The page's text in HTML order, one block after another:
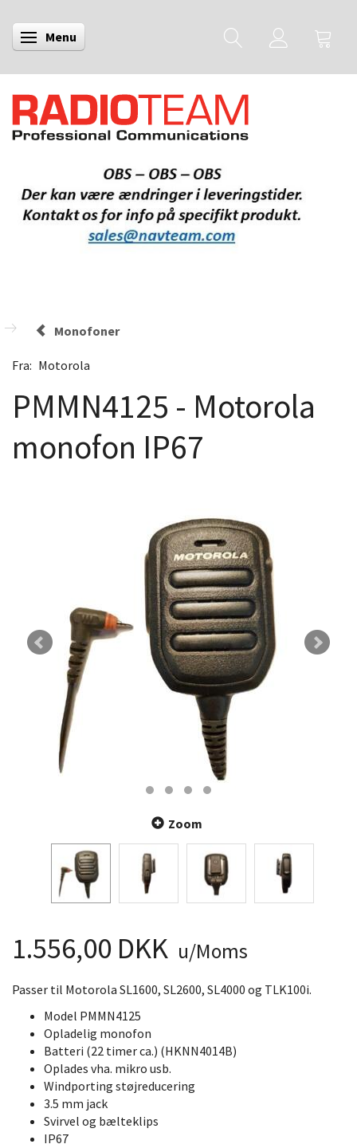
Skifte navigation
Menu
Monofoner
Fra: Motorola
PMMN4125 - Motorola
monofon IP67
Zoom
1.556,00 DKK u/Moms
Passer til Motorola SL1600, SL2600, SL4000 og TLK100i.
Model PMMN4125
Opladelig monofon
Batteri (22 timer ca.) (HKNN4014B)
Oplades vha. mikro usb.
Windporting støjreducering
3.5 mm jack
Svirvel og bælteklips
IP67